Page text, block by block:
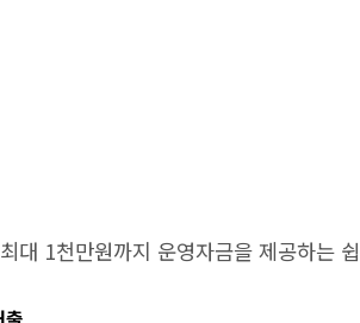
대 1천만원까지 운영자금을 제공하는